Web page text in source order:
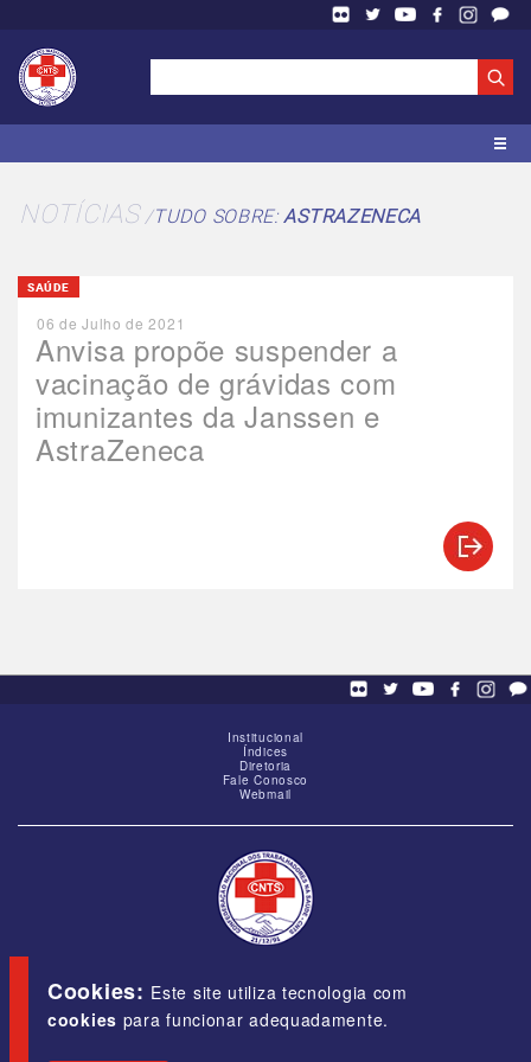
Cookies: Este site utiliza tecnologia com
cookies para funcionar adequadamente.
NOTÍCIAS TUDO SOBRE:ASTRAZENECA
Anvisa propõe suspender a
vacinação de grávidas com
imunizantes da Janssen e
AstraZeneca
SAÚDE
06 de Julho de 2021
Institucional
Índices
Diretoria
Fale Conosco
Webmail
Brasília-DF, CEP 70309-900
E-mail:cnts@cnts.org.br